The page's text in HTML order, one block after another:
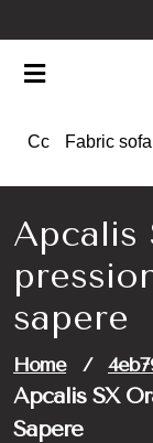
to
content
Cc Fabric sofa
Apcalis
sapere
Home /
Apcalis SX
Sapere